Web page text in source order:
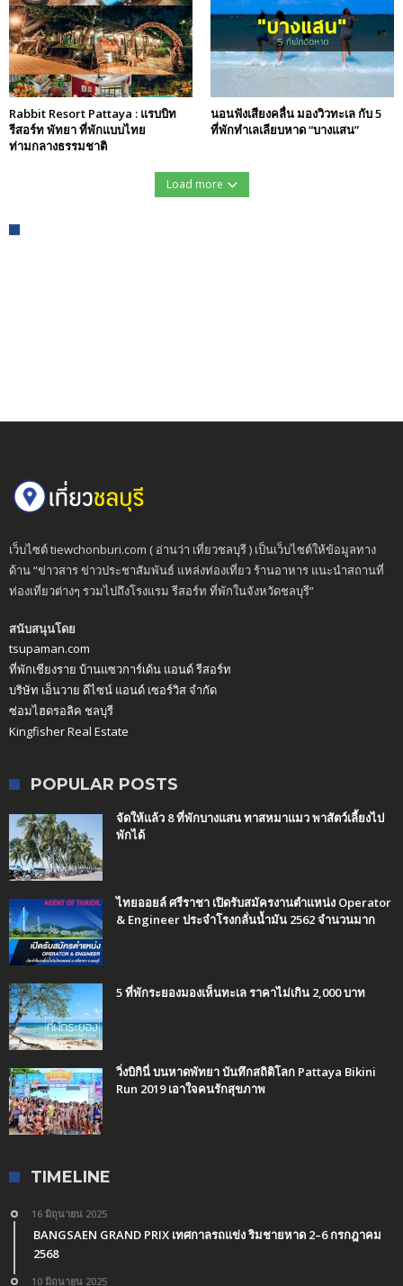
Rabbit Resort Pattaya : แรบบิท
รีสอร์ท พัทยา ที่พักแบบไทย
ท่ามกลางธรรมชาติ
นอนฟังเสียงคลื่น มองวิวทะเล กับ 5
ที่พักทำเลเลียบหาด “บางแสน”
Load more
เว็บไซต์ tiewchonburi.com ( อ่านว่า เที่ยวชลบุรี ) เป็นเว็บไซต์ให้ข้อมูลทาง
ด้าน “ข่าวสาร ข่าวประชาสัมพันธ์ แหล่งท่องเที่ยว ร้านอาหาร แนะนำสถานที่
ท่องเที่ยวต่างๆ รวมไปถึงโรงแรม รีสอร์ท ที่พักในจังหวัดชลบุรี”
สนับสนุนโดย
tsupaman.com
ที่พักเชียงราย บ้านแซวการ์เด้น แอนด์ รีสอร์ท
บริษัท เอ็นวาย ดีไซน์ แอนด์ เซอร์วิส จำกัด
ซ่อมไฮดรอลิค ชลบุรี
Kingfisher Real Estate
POPULAR POSTS
จัดให้แล้ว 8 ที่พักบางแสน ทาสหมาแมว พาสัตว์เลี้ยงไป
พักได้
ไทยออยล์ ศรีราชา เปิดรับสมัครงานตำแหน่ง Operator
& Engineer ประจำโรงกลั่นน้ำมัน 2562 จำนวนมาก
5 ที่พักระยองมองเห็นทะเล ราคาไม่เกิน 2,000 บาท
วิ่งบิกินี่ บนหาดพัทยา บันทึกสถิติโลก Pattaya Bikini
Run 2019 เอาใจคนรักสุขภาพ
TIMELINE
16 มิถุนายน 2025
BANGSAEN GRAND PRIX เทศกาลรถแข่ง ริมชายหาด 2–6 กรกฎาคม
2568
10 มิถุนายน 2025